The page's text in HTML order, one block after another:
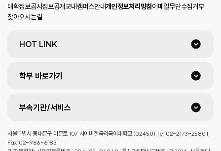
대학정보공시정보공개교내캠퍼스안내개인정보처리방침이메일무단수집거부
찾아오시는길
HOT LINK
학부 바로가기
부속기관/서비스
서울특별시 동대문구 이문로 107 사이버한국외국어대학교 (02450) Tel:02-2173-2580 |
Fax:02-966-6183